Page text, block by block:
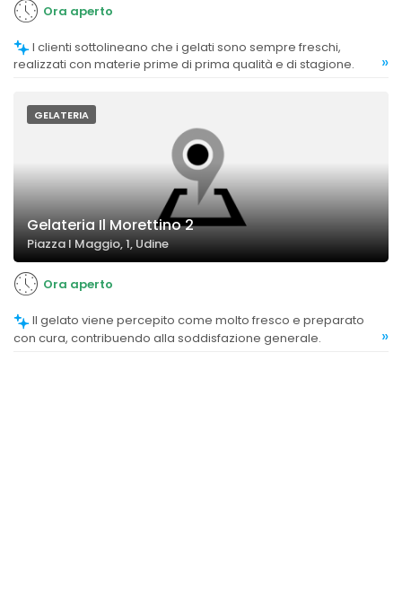
Ora aperto
realizzati con materie prime di prima qualità e di stagione.
»
GELATERIA
Gelateria Il Morettino 2
Piazza I Maggio, 1, Udine
Ora aperto
con cura, contribuendo alla soddisfazione generale.
»